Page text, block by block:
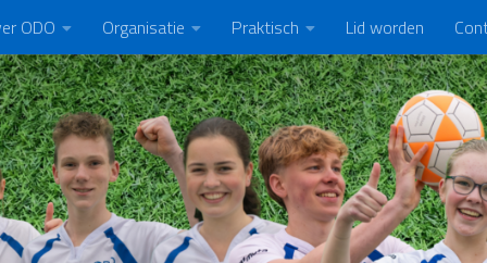
ODO Organisatie Praktisch Lid worden